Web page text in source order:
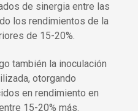
de sinergia entre las
los rendimientos de la
de 15-20%.
también la inoculación
otorgando
en rendimiento en
15-20% más.